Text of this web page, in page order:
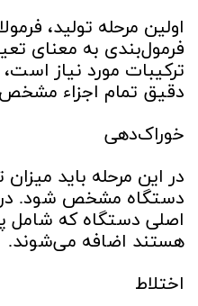
اولین مرحله تولید،
فرمول‌بندی به معنای
ترکیبات مورد نیاز
دقیق تمام اجزاء
خوراک‌دهی
در این مرحله باید
دستگاه مشخص شود. در
اصلی دستگاه که شامل
هستند اضافه می‌شوند.
اختلاط